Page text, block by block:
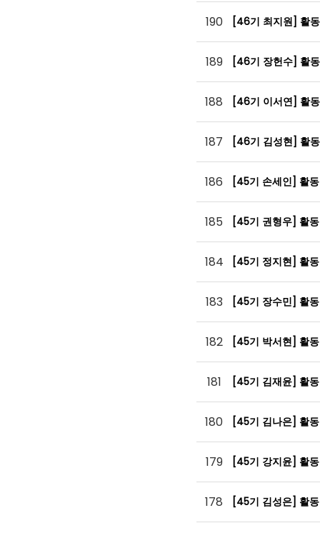
190 [46기 최지원] 활
189 [46기 장헌수] 활
188 [46기 이서연] 활
187 [46기 김성현] 활
186 [45기 손세인] 활
185 [45기 권형우] 활
184 [45기 정지현] 활
183 [45기 장수민] 활
182 [45기 박서현] 활
181 [45기 김재윤] 활
180 [45기 김나은] 활
179 [45기 강지윤] 활
178 [45기 김성은] 활